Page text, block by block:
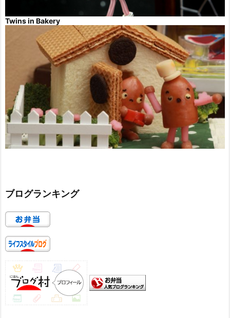
Twins in Bakery
ブログランキング